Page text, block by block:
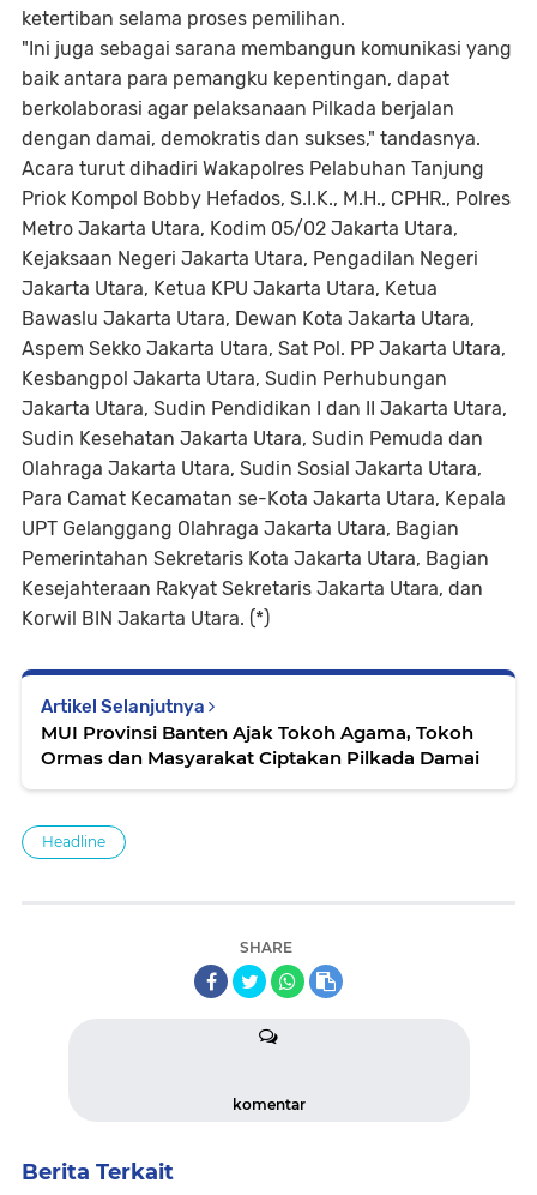
ketertiban selama proses pemilihan.
"Ini juga sebagai sarana membangun komunikasi yang
baik antara para pemangku kepentingan, dapat
berkolaborasi agar pelaksanaan Pilkada berjalan
dengan damai, demokratis dan sukses," tandasnya.
Acara turut dihadiri Wakapolres Pelabuhan Tanjung
Priok Kompol Bobby Hefados, S.I.K., M.H., CPHR., Polres
Metro Jakarta Utara, Kodim 05/02 Jakarta Utara,
Kejaksaan Negeri Jakarta Utara, Pengadilan Negeri
Jakarta Utara, Ketua KPU Jakarta Utara, Ketua
Bawaslu Jakarta Utara, Dewan Kota Jakarta Utara,
Aspem Sekko Jakarta Utara, Sat Pol. PP Jakarta Utara,
Kesbangpol Jakarta Utara, Sudin Perhubungan
Jakarta Utara, Sudin Pendidikan I dan II Jakarta Utara,
Sudin Kesehatan Jakarta Utara, Sudin Pemuda dan
Olahraga Jakarta Utara, Sudin Sosial Jakarta Utara,
Para Camat Kecamatan se-Kota Jakarta Utara, Kepala
UPT Gelanggang Olahraga Jakarta Utara, Bagian
Pemerintahan Sekretaris Kota Jakarta Utara, Bagian
Kesejahteraan Rakyat Sekretaris Jakarta Utara, dan
Korwil BIN Jakarta Utara. (*)
Artikel Selanjutnya
MUI Provinsi Banten Ajak Tokoh Agama, Tokoh
Ormas dan Masyarakat Ciptakan Pilkada Damai
Headline
SHARE
komentar
Berita Terkait